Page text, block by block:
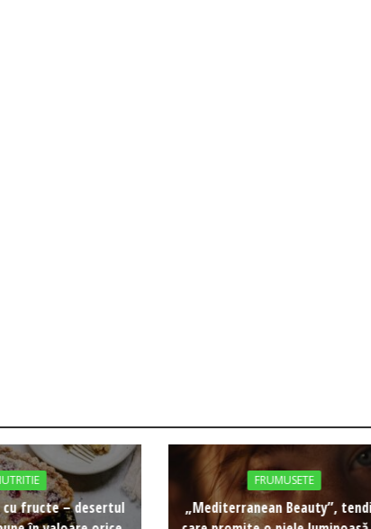
cu fructe – desertul
FRUMUSETE
„Mediterranean Beauty”,